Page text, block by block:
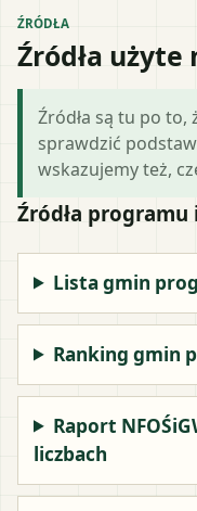
ŹRÓDŁA
Źródła
Źródła są tu po to,
sprawdzić
wskazujemy też,
Źródła programu
Lista gmin
Ranking gmin
Raport
liczbach